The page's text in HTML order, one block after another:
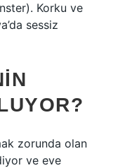
Korku ve
sessiz
zorunda olan
ve eve